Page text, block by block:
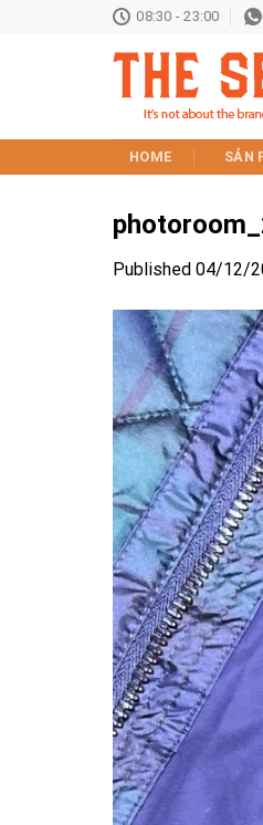
08:30 - 23:00
HOME SẢN
Published 04/12/